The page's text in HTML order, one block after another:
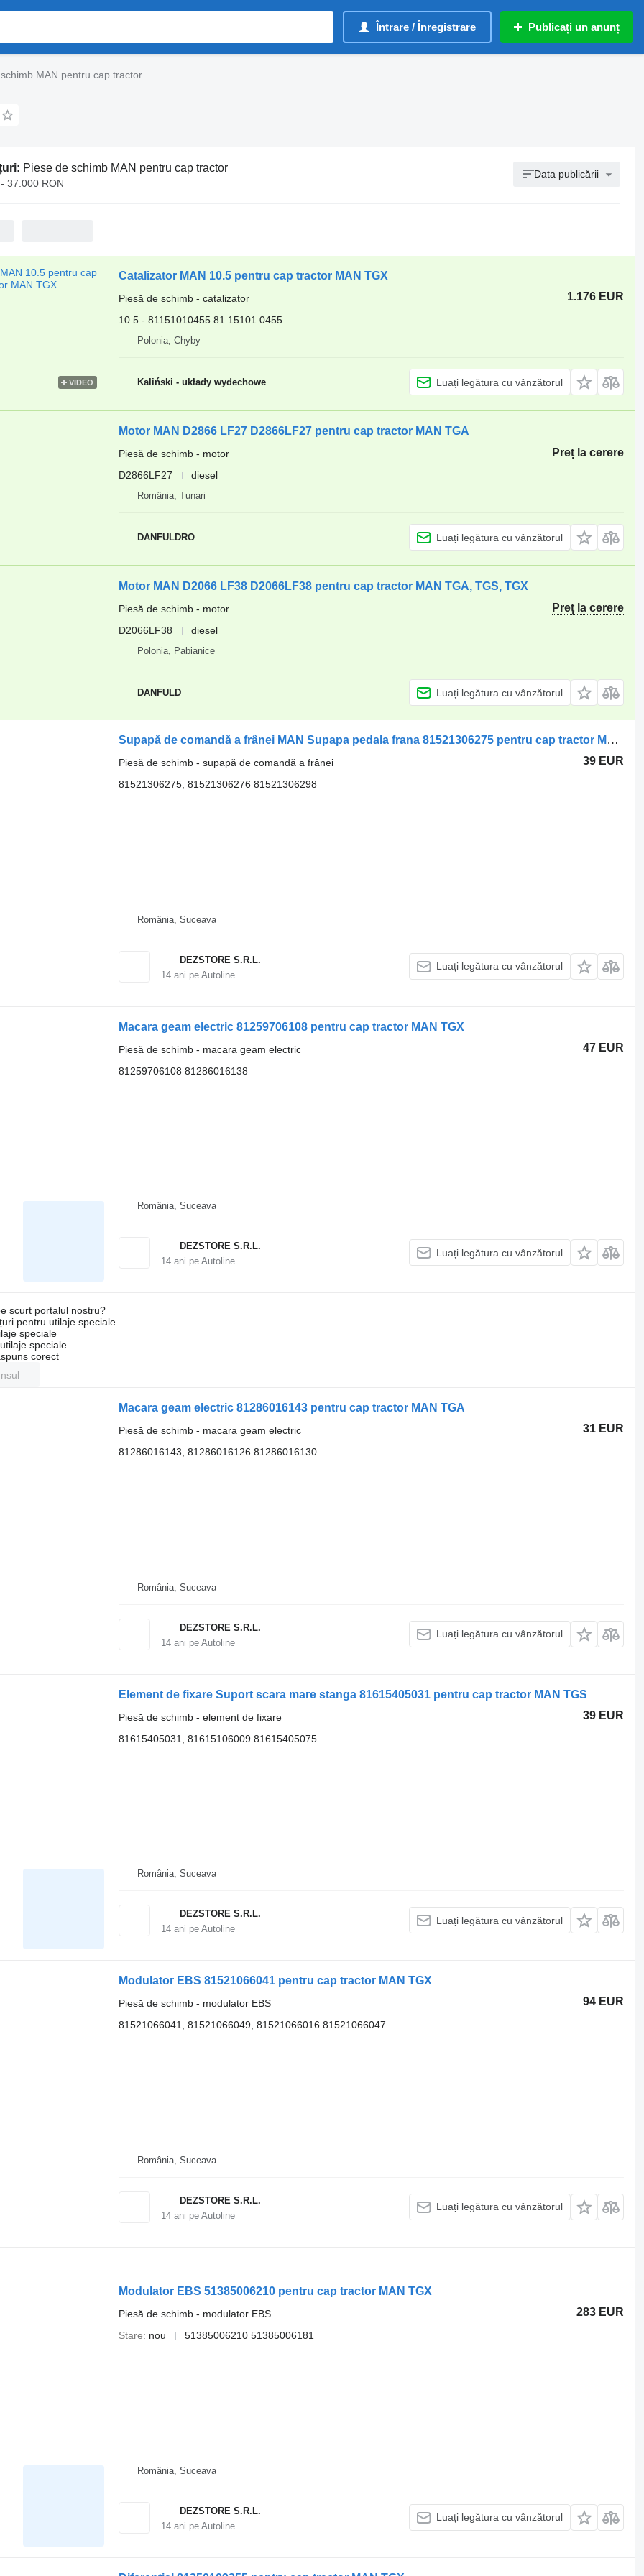
Întrare / Înregistrare Publicați un anunț
MAN pentru cap tractor
Piese de schimb MAN pentru cap tractor
37.000 RON
Data publicării
VIDEO
Catalizator MAN 10.5 pentru cap tractor MAN TGX
1.176 EUR
Piesă de schimb - catalizator
10.5 - 81151010455 81.15101.0455
Polonia, Chyby
Kaliński - układy wydechowe Luați legătura cu vânzătorul
Motor MAN D2866 LF27 D2866LF27 pentru cap tractor MAN TGA
Preț la cerere
Piesă de schimb - motor
D2866LF27
diesel
România, Tunari
DANFULDRO Luați legătura cu vânzătorul
Motor MAN D2066 LF38 D2066LF38 pentru cap tractor MAN TGA, TGS, TGX
Preț la cerere
Piesă de schimb - motor
D2066LF38
diesel
Polonia, Pabianice
DANFULD Luați legătura cu vânzătorul
Supapă de comandă a frânei MAN Supapa pedala frana 81521306275 pentru cap tractor MAN TGX
39 EUR
Piesă de schimb - supapă de comandă a frânei
81521306275, 81521306276 81521306298
România, Suceava
DEZSTORE S.R.L.
14ani pe Autoline
Luați legătura cu vânzătorul
Macara geam electric 81259706108 pentru cap tractor MAN TGX
47 EUR
Piesă de schimb - macara geam electric
81259706108 81286016138
România, Suceava
DEZSTORE S.R.L.
14ani pe Autoline
Luați legătura cu vânzătorul
scurt portalul nostru?
pentru utilaje speciale
speciale
speciale
corect
Macara geam electric 81286016143 pentru cap tractor MAN TGA
31 EUR
Piesă de schimb - macara geam electric
81286016143, 81286016126 81286016130
România, Suceava
DEZSTORE S.R.L.
14ani pe Autoline
Luați legătura cu vânzătorul
Element de fixare Suport scara mare stanga 81615405031 pentru cap tractor MAN TGS
39 EUR
Piesă de schimb - element de fixare
81615405031, 81615106009 81615405075
România, Suceava
DEZSTORE S.R.L.
14ani pe Autoline
Luați legătura cu vânzătorul
Modulator EBS 81521066041 pentru cap tractor MAN TGX
94 EUR
Piesă de schimb - modulator EBS
81521066041, 81521066049, 81521066016 81521066047
România, Suceava
DEZSTORE S.R.L.
14ani pe Autoline
Luați legătura cu vânzătorul
Modulator EBS 51385006210 pentru cap tractor MAN TGX
283 EUR
Piesă de schimb - modulator EBS
Stare
nou 51385006210 51385006181
România, Suceava
DEZSTORE S.R.L.
14ani pe Autoline
Luați legătura cu vânzătorul